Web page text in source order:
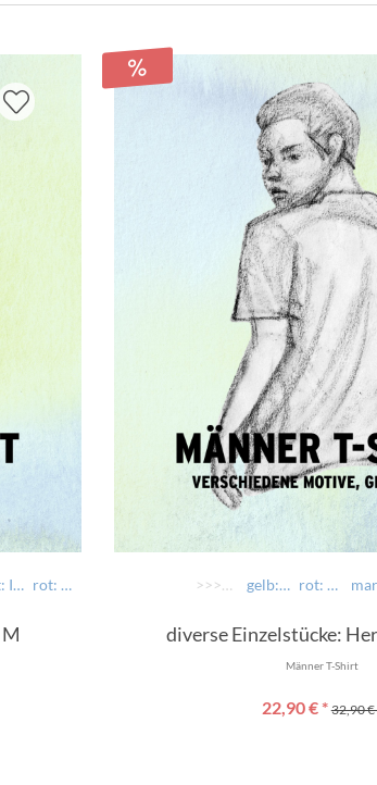
rot: Iridiridi rot: Trachtenersatzgwand >>>> AUSWÄHLEN >>>> gelb: Münchner Kindl rot: Hoits Mei, i bin voi nett
diverse Einzelstücke:
Männer T-Shirt
22,90 € * 32,90 €